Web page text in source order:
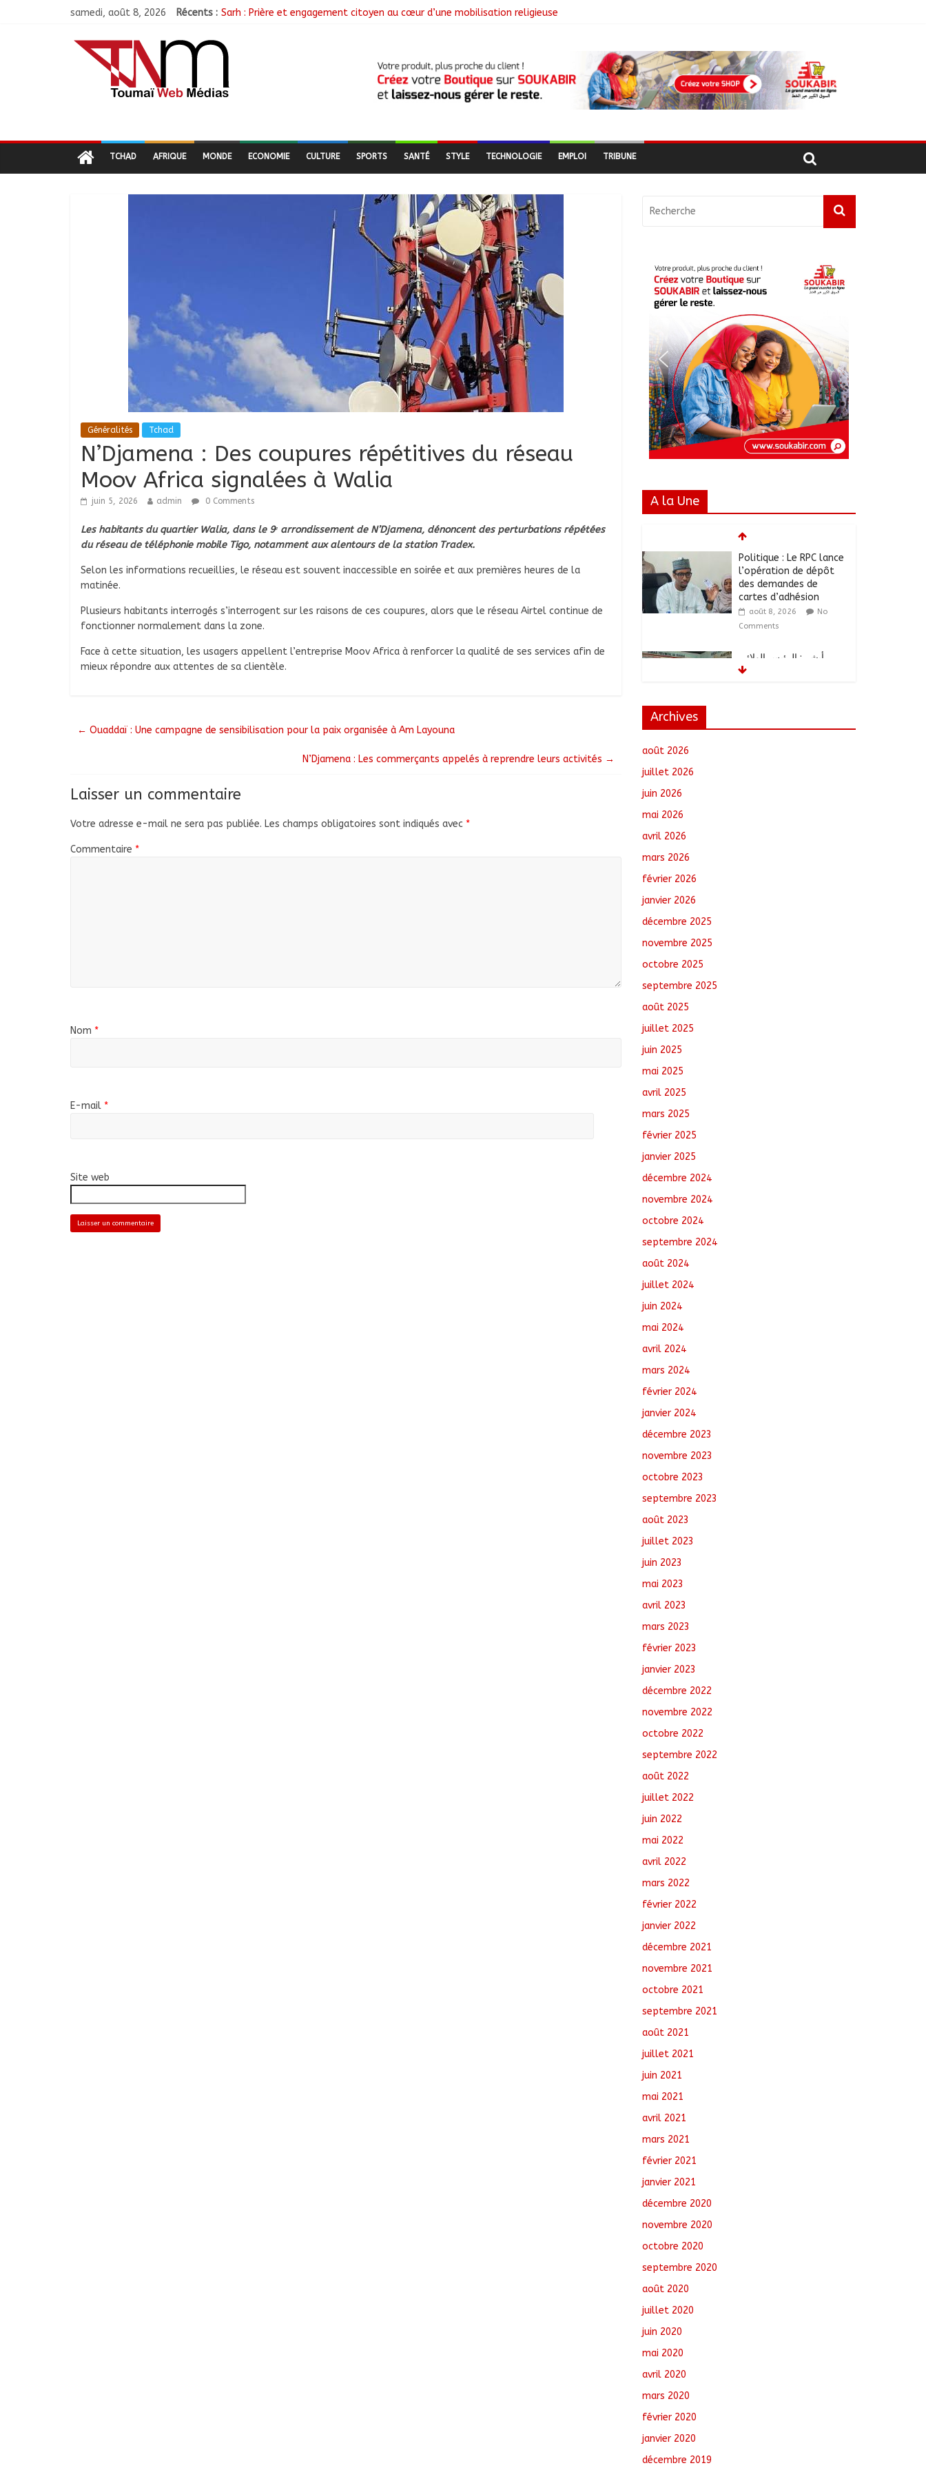
samedi, août 8, 2026 Récents : Sarh : Prière et engagement citoyen au cœur d’une mobilisation religieuse
Ati : Une journée de salubrité organisée au marché moderne
Toukra : La gare routière en pleine réhabilitation pour améliorer la mobilité
TCHAD AFRIQUE MONDE ECONOMIE CULTURE SPORTS SANTÉ STYLE TECHNOLOGIE EMPLOI TRIBUNE
Généralités Tchad
N’Djamena : Des coupures répétitives du réseau
Moov Africa signalées à Walia
juin 5, 2026 admin 0 Comments
Les habitants du quartier Walia, dans le 9ᵉ arrondissement de N’Djamena, dénoncent des perturbations répétées
du réseau de téléphonie mobile Tigo, notamment aux alentours de la station Tradex.
Selon les informations recueillies, le réseau est souvent inaccessible en soirée et aux premières heures de la
matinée.
Plusieurs habitants interrogés s’interrogent sur les raisons de ces coupures, alors que le réseau Airtel continue de
fonctionner normalement dans la zone.
Face à cette situation, les usagers appellent l’entreprise Moov Africa à renforcer la qualité de ses services afin de
mieux répondre aux attentes de sa clientèle.
← Ouaddaï : Une campagne de sensibilisation pour la paix organisée à Am Layouna
N’Djamena : Les commerçants appelés à reprendre leurs activités →
Laisser un commentaire
Votre adresse e-mail ne sera pas publiée. Les champs obligatoires sont indiqués avec *
Commentaire *
Nom *
E-mail *
Site web
A la Une
Politique : Le RPC lance
l’opération de dépôt
des demandes de
cartes d’adhésion
août 8, 2026
No
Comments
أبشي: الرئيس الولائي
للحزب الإصلاحي بولاية
Archives
août 2026
juillet 2026
juin 2026
mai 2026
avril 2026
mars 2026
février 2026
janvier 2026
décembre 2025
novembre 2025
octobre 2025
septembre 2025
août 2025
juillet 2025
juin 2025
mai 2025
avril 2025
mars 2025
février 2025
janvier 2025
décembre 2024
novembre 2024
octobre 2024
septembre 2024
août 2024
juillet 2024
juin 2024
mai 2024
avril 2024
mars 2024
février 2024
janvier 2024
décembre 2023
novembre 2023
octobre 2023
septembre 2023
août 2023
juillet 2023
juin 2023
mai 2023
avril 2023
mars 2023
février 2023
janvier 2023
décembre 2022
novembre 2022
octobre 2022
septembre 2022
août 2022
juillet 2022
juin 2022
mai 2022
avril 2022
mars 2022
février 2022
janvier 2022
décembre 2021
novembre 2021
octobre 2021
septembre 2021
août 2021
juillet 2021
juin 2021
mai 2021
avril 2021
mars 2021
février 2021
janvier 2021
décembre 2020
novembre 2020
octobre 2020
septembre 2020
août 2020
juillet 2020
juin 2020
mai 2020
avril 2020
mars 2020
février 2020
janvier 2020
décembre 2019